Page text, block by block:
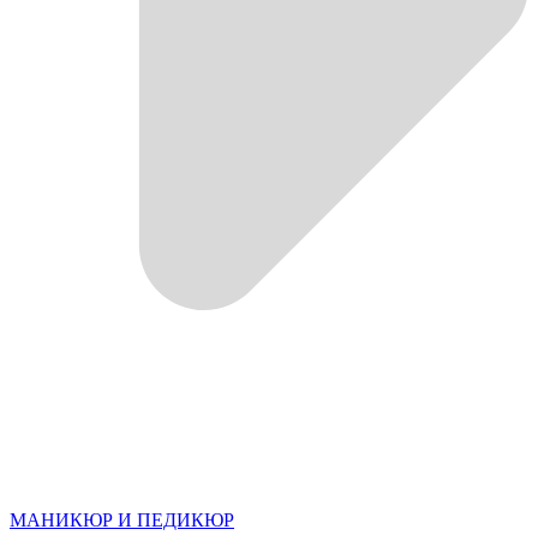
МАНИКЮР И ПЕДИКЮР